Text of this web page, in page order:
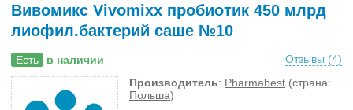
Вивомикс Vivomixx пробиотик 450 млрд
лиофил.бактерий саше №10
Есть в наличии Отзывы (4)
Производитель: Pharmabest (страна:
Польша)